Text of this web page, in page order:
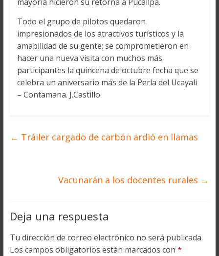
Todo el grupo de pilotos quedaron
impresionados de los atractivos turísticos y la
amabilidad de su gente; se comprometieron en
hacer una nueva visita con muchos más
participantes la quincena de octubre fecha que se
celebra un aniversario más de la Perla del Ucayali
– Contamana. J.Castillo
← Tráiler cargado de carbón ardió en llamas
Vacunarán a los docentes rurales →
Deja una respuesta
Tu dirección de correo electrónico no será publicada.
Los campos obligatorios están marcados con *